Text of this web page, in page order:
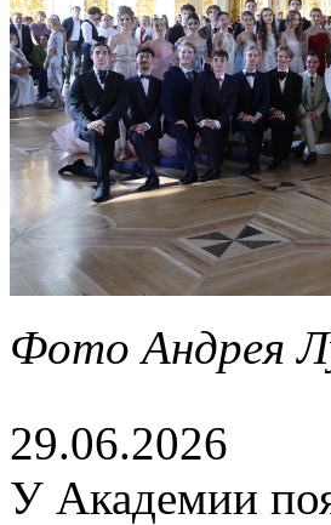
Фото Андрея
29.06.2026
У Академии